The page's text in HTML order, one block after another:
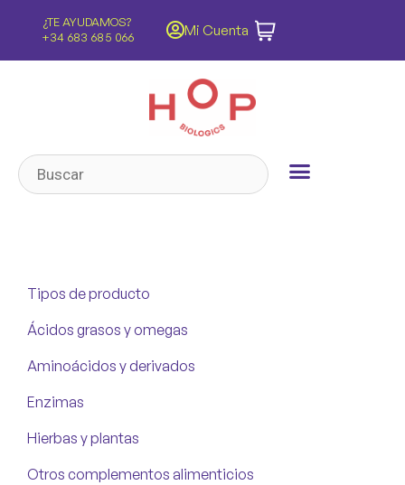
¿TE AYUDAMOS?
+34 683 685 066
ENVÍOS GRATIS
Península y Baleares
Mi Cuenta
Tipos de producto
Ácidos grasos y omegas
Aminoácidos y derivados
Enzimas
Hierbas y plantas
Otros complementos alimenticios